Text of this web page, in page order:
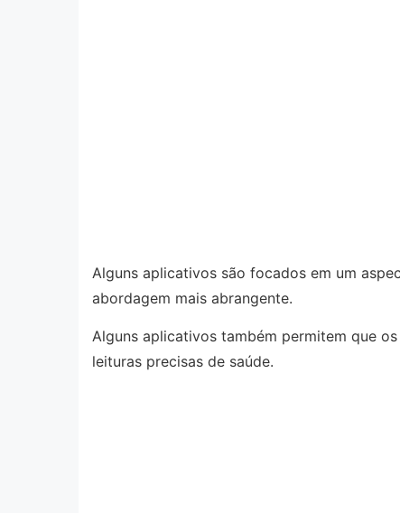
Alguns aplicativos são focados em um
abordagem mais abrangente.
Alguns aplicativos também permitem que
leituras precisas de saúde.